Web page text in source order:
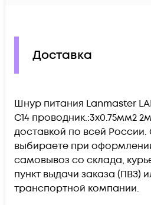
Доставка
Шнур питания Lanmaster
С14 проводник.:3x0.75мм2
доставкой по всей
выбираете при
самовывоз со склада,
пункт выдачи заказа (ПВЗ)
транспортной компании.